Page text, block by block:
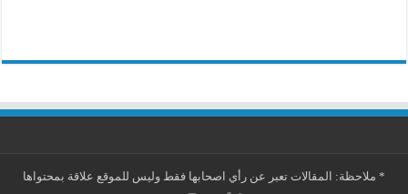
* ملاحظة: المقالات تعبر عن رأي اصحابها فقط وليس للموقع علاقة بمحتواها